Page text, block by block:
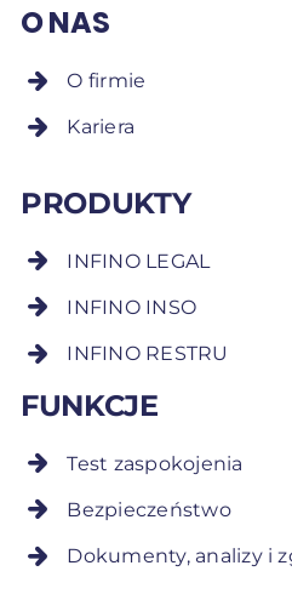
O NAS
O firmie
Kariera
PRODUKTY
INFINO LEGAL
INFINO INSO
INFINO RESTRU
FUNKCJE
Test zaspokojenia
Bezpieczeństwo
Dokumenty, analizy i